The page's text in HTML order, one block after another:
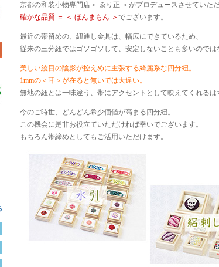
京都の和装小物専門店＜ ゑり正 ＞がプロデュースさせていた
確かな品質 ＝ ＜ ほんまもん ＞ でございます。
最近の帯留めの、紐通し金具は、幅広にできているため、
従来の三分紐ではゴソゴソして、安定しないことも多いのでは
美しい綾目の陰影が控えめに主張する綺麗系な四分紐。
1mmの＜耳＞が在ると無いでは大違い。
無地の紐とは一味違う、帯にアクセントとして映えてくれるは
今のご時世、どんどん希少価値が高まる四分紐。
この機会に是非お役立ていただければ幸いでございます。
もちろん帯締めとしてもご活用いただけます。